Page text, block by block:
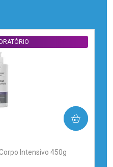
Intensivo 450g
COMPRAR